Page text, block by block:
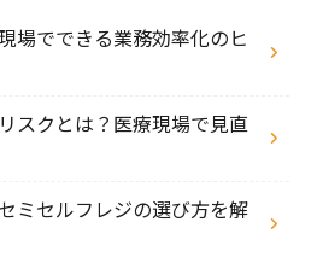
場でできる業務効率化のヒ
スクとは？医療現場で見直
ミセルフレジの選び方を解